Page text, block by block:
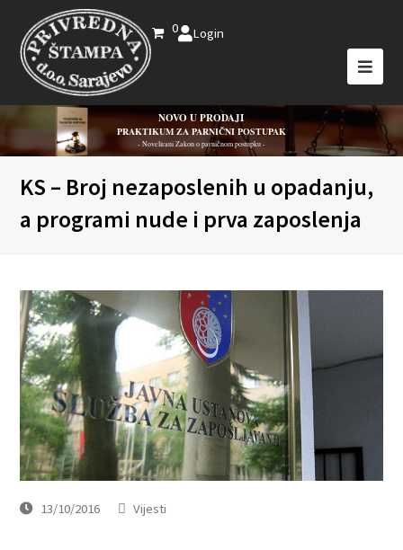
0 Login
NOVO U PRODAJI
PRAKTIKUM ZA PARNIČNI POSTUPAK
- Novelirani Zakon o parničnom postupku -
KS – Broj nezaposlenih u opadanju,
a programi nude i prva zaposlenja
13/10/2016 Vijesti